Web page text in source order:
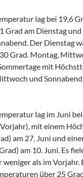
lag bei 19,6
Grad am Dienstag
Der Dienstag
Grad. Montag,
mit
und
lag im Juni bei
mit einem
am 27. Juni und
am 10. Juni. Es
weniger als im Vorjahr.
über 25